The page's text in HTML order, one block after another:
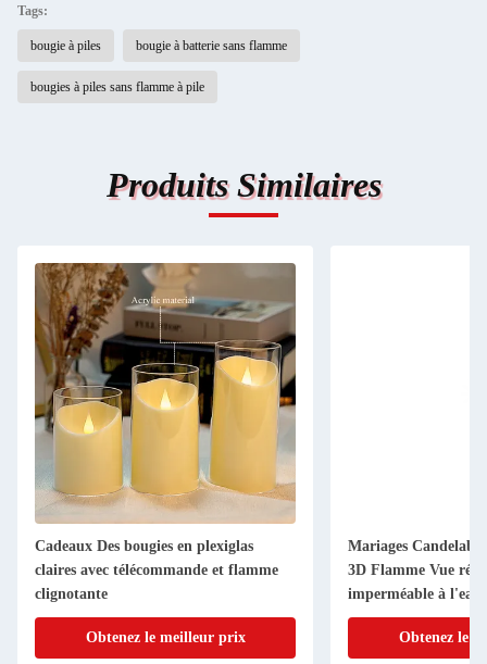
Tags:
bougie à piles bougie à batterie sans flamme
bougies à piles sans flamme à pile
Produits Similaires
Cadeaux Des bougies en plexiglas
claires avec télécommande et flamme
clignotante
Obtenez le meilleur prix
Mariages
3D Flamme Vue
imperméable à l'eau
flottante
Obtenez le